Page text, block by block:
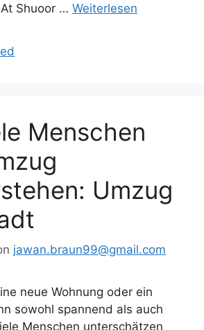
Shuoor … Weiterlesen
Menschen
Umzug
jawan.braun99@gmail.com
neue Wohnung oder ein
sowohl spannend als auch
Menschen unterschätzen